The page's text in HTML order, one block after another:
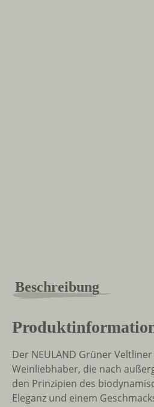
Beschreibung
Der NEULAND Grüner
Weinliebhaber, die nach
den Prinzipien des
Eleganz und einem